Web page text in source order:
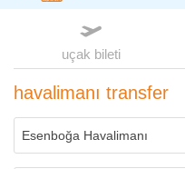
uçak bileti
havalimanı transfer